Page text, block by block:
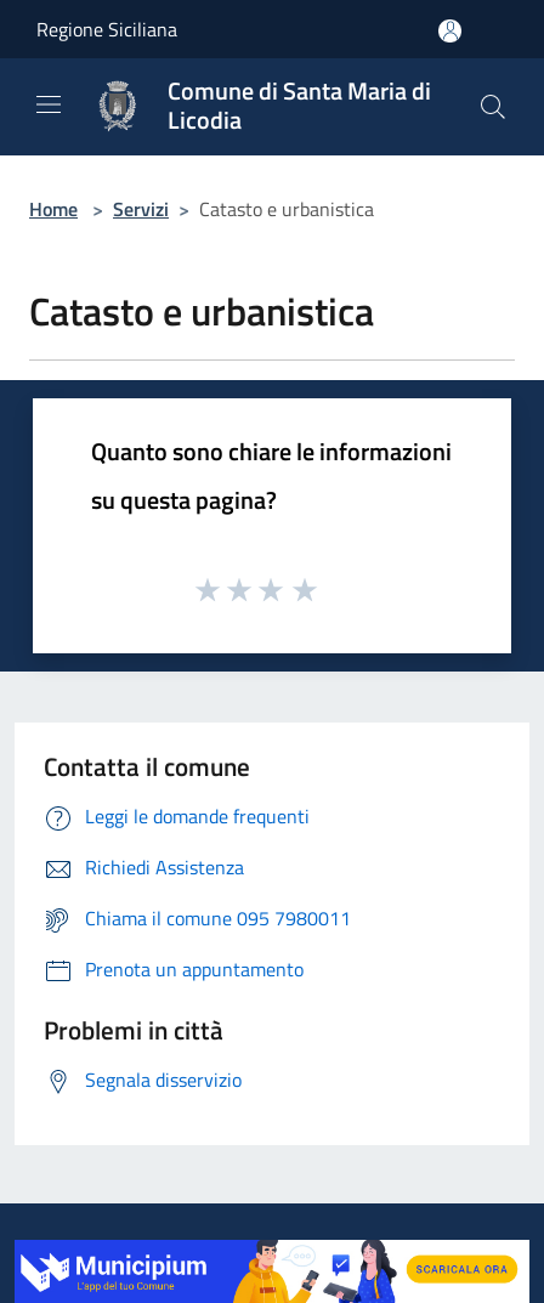
Regione Siciliana
Comune di Santa Maria di
Licodia
Home > Servizi > Catasto e urbanistica
Catasto e urbanistica
Quanto sono chiare le informazioni
su questa pagina?
Contatta il comune
Leggi le domande frequenti
Richiedi Assistenza
Chiama il comune 095 7980011
Prenota un appuntamento
Problemi in città
Segnala disservizio